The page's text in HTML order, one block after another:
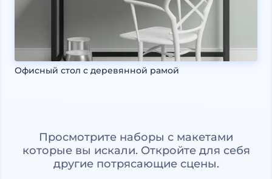
Офисный стол с деревянной рамой
Просмотрите наборы с макетами
которые вы искали. Откройте для себя
другие потрясающие сцены.